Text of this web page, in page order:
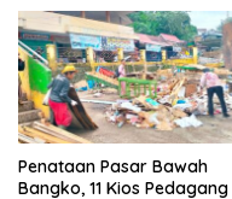
Penataan Pasar Bawah
Bangko, 11 Kios Pedagang